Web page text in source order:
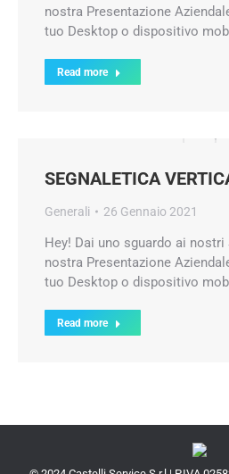
nostra Presentazione
tuo Desktop o dispositivo
Read more
SEGNALETICA
Generali 26 Gennaio 2021
Hey! Dai uno sguardo ai
nostra Presentazione
tuo Desktop o dispositivo
Read more